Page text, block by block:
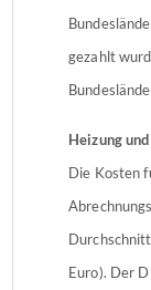
gezahlt
Heizung
Die Kosten
Euro). Der